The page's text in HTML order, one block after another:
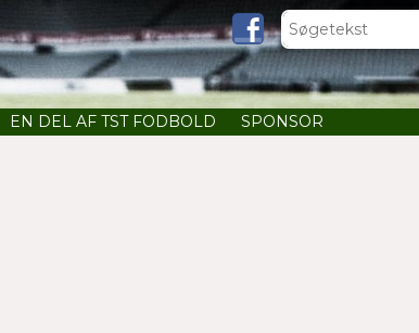
EN DEL AF TST FODBOLD SPONSOR